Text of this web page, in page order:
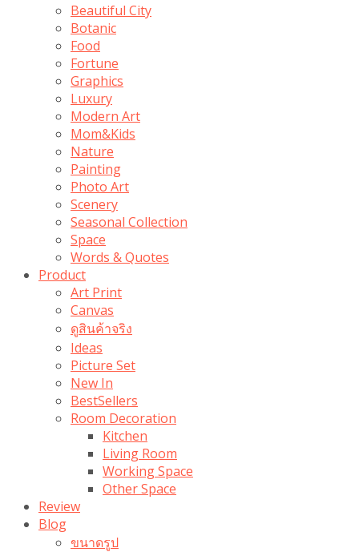
Beautiful City
Botanic
Food
Fortune
Graphics
Luxury
Modern Art
Mom&Kids
Nature
Painting
Photo Art
Scenery
Seasonal Collection
Space
Words & Quotes
Product
Art Print
Canvas
ดูสินค้าจริง
Ideas
Picture Set
New In
BestSellers
Room Decoration
Kitchen
Living Room
Working Space
Other Space
Review
Blog
ขนาดรูป